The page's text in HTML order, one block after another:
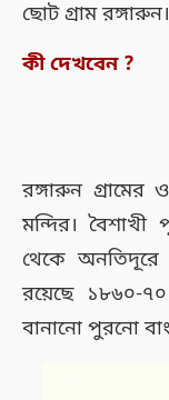
ছোট গ্রাম রঙ্গারুন।
কী দেখবেন ?
রঙ্গারুন গ্রামের
মন্দির। বৈশাখী
থেকে
রয়েছে ১৮৬০-
বানানো পুরনো